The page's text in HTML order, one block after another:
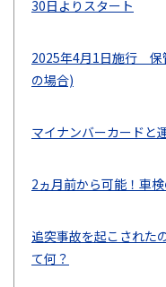
30日よりスタート
2025年4月1日施行 保
の場合)
マイナンバーカードと
2ヵ月前から可能！車
追突事故を起こされた
て何？